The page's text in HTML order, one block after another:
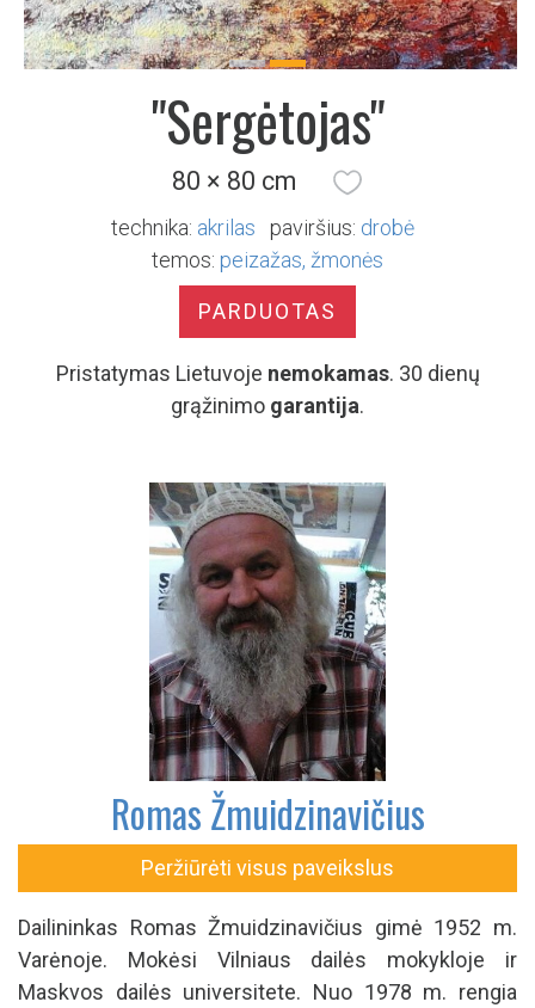
"Sergėtojas"
80 × 80 cm
technika: akrilas paviršius: drobė
temos: peizažas žmonės
PARDUOTAS
Pristatymas Lietuvoje nemokamas. 30 dienų
grąžinimo garantija.
Romas Žmuidzinavičius
Peržiūrėti visus paveikslus
Dailininkas Romas Žmuidzinavičius gimė 1952 m.
Varėnoje. Mokėsi Vilniaus dailės mokykloje ir
Maskvos dailės universitete. Nuo 1978 m. rengia